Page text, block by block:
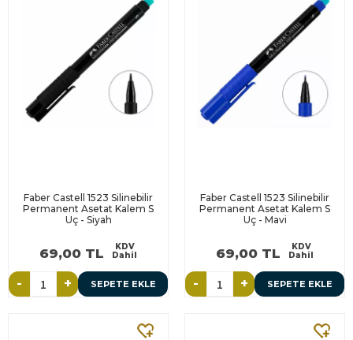
Faber Castell 1523 Silinebilir
Permanent Asetat Kalem S
Uç - Siyah
69,00 TL
KDV
Dahil
- + SEPETE EKLE
Faber Castell 1523 Silinebilir
Permanent Asetat Kalem S
Uç - Mavi
69,00 TL
KDV
Dahil
- + SEPETE EKLE